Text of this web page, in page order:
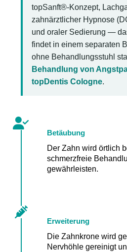
topSanft®-Konzept,
zahnärztlicher Hypnose
und oraler Sedierung —
findet in einem separaten
ohne Behandlungsstuhl
Behandlung von
topDentis Cologne.
Betäubung
Der Zahn wird örtlich
schmerzfreie
gewährleisten.
Erweiterung
Die Zahnkrone wird
Nervhöhle gereinigt